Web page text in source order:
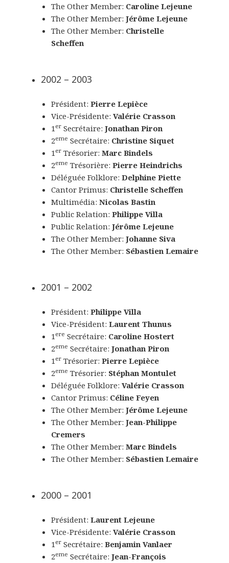
The Other Member: Caroline Lejeune
The Other Member: Jérôme Lejeune
The Other Member: Christelle
Scheffen
2002 – 2003
Président: Pierre Lepièce
Vice-Présidente: Valérie Crasson
1erSecrétaire: Jonathan Piron
2eme Secrétaire: Christine Siquet
1erTrésorier: Marc Bindels
2eme Trésorière: Pierre Heindrichs
Déléguée Folklore: Delphine Piette
Cantor Primus: Christelle Scheffen
Multimédia: Nicolas Bastin
Public Relation: Philippe Villa
Public Relation: Jérôme Lejeune
The Other Member: Johanne Siva
The Other Member: Sébastien Lemaire
2001 – 2002
Président: Philippe Villa
Vice-Président: Laurent Thunus
1ere Secrétaire: Caroline Hostert
2eme Secrétaire: Jonathan Piron
1erTrésorier: Pierre Lepièce
2eme Trésorier: Stéphan Montulet
Déléguée Folklore: Valérie Crasson
Cantor Primus: Céline Feyen
The Other Member: Jérôme Lejeune
The Other Member: Jean-Philippe
Cremers
The Other Member: Marc Bindels
The Other Member: Sébastien Lemaire
2000 – 2001
Président: Laurent Lejeune
Vice-Présidente: Valérie Crasson
1erSecrétaire: Benjamin Vanlaer
2eme Secrétaire: Jean-François